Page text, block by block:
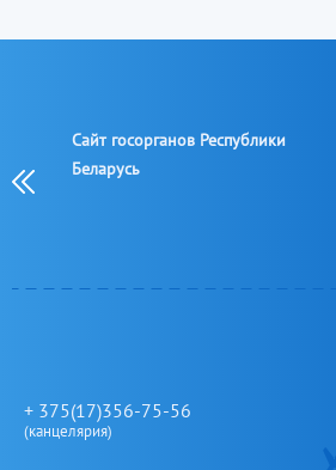
Сайт госорганов Республики
Беларусь
+ 375(17)356-75-56
(канцелярия)